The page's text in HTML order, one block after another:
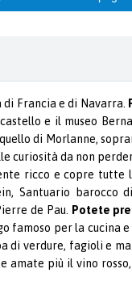
Francia e di Navarra.
e il museo
di Morlanne,
curiosità da non
ricco e copre tutte
Santuario barocco
de Pau.
Potete
famoso per la cucina e
di verdure, fagioli e
amate più il vino